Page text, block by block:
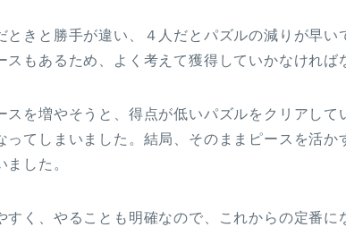
ときと勝手が違い、４人だとパズルの減りが早い
スもあるため、よく考えて獲得していかなければ
スを増やそうと、得点が低いパズルをクリアして
ってしまいました。結局、そのままピースを活か
ました。
すく、やることも明確なので、これからの定番に